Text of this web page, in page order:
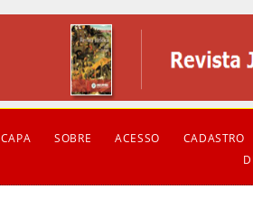
CAPA SOBRE ACESSO CADASTRO